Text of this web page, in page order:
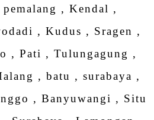
, Kendal ,
, Kudus , Sragen ,
, Pati , Tulungagung ,
, batu , surabaya ,
, Banyuwangi , Situ